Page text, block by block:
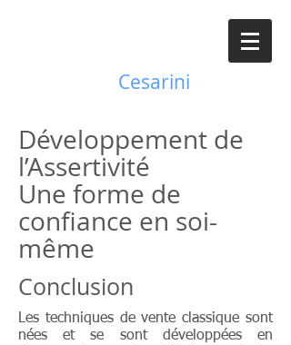
Cesarini
Développement de
l’Assertivité
Une forme de
confiance en soi-
même
Les techniques de vente classique sont
nées et se sont développées en
Conclusion